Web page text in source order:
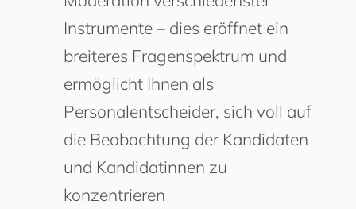
Instrumente – dies eröffnet ein
breiteres Fragenspektrum und
ermöglicht Ihnen als
Personalentscheider, sich voll auf
die Beobachtung der Kandidaten
und Kandidatinnen zu
konzentrieren